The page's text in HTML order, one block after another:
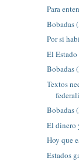
Para
Bobadas
Por si
El Estado
Bobadas
Textos
Bobadas
El dinero
Hoy que
Estados